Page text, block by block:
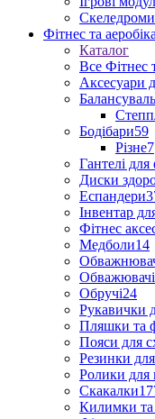
Скеледроми
Фітнес та аеробіка
Каталог
Все Фітнес
Аксесуари
Бодібари59
Різне7
Гантелі для
Диски
Еспандери
Інвентар
Фітнес
Медболи14
Обважювачі
Обручі24
Рукавички
Пляшки та
Пояси для
Резинки
Ролики для
Скакалки
Килимки та